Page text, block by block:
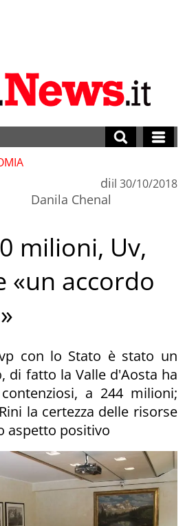
di
Danila Chenal
il 30/10/2018
milioni, Uv,
«un accordo
con lo Stato è stato un
di fatto la Valle d'Aosta ha
a 244 milioni;
la certezza delle risorse
aspetto positivo